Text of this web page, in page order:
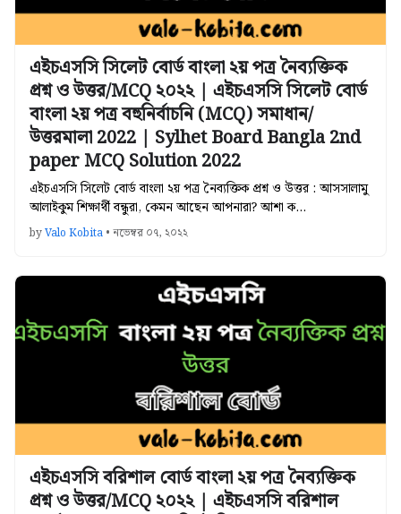
এইচএসসি সিলেট বোর্ড বাংলা ২য় পত্র নৈব্যক্তিক
প্রশ্ন ও উত্তর/MCQ ২০২২ | এইচএসসি সিলেট বোর্ড
বাংলা ২য় পত্র বহুনির্বাচনি (MCQ) সমাধান/
উত্তরমালা 2022 | Sylhet Board Bangla 2nd
paper MCQ Solution 2022
এইচএসসি সিলেট বোর্ড বাংলা ২য় পত্র নৈব্যক্তিক প্রশ্ন ও উত্তর : আসসালামু
আলাইকুম শিক্ষার্থী বন্ধুরা, কেমন আছেন আপনারা? আশা ক…
byValo Kobita • নভেম্বর ০৭, ২০২২
এইচএসসি বরিশাল বোর্ড বাংলা ২য় পত্র নৈব্যক্তিক
প্রশ্ন ও উত্তর/MCQ ২০২২ | এইচএসসি বরিশাল